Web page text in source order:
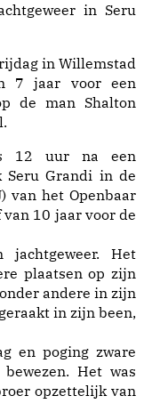
in Seru
in Willemstad
7 jaar voor een
de man Shalton
12 uur na een
Seru Grandi in de
van het Openbaar
10 jaar voor de
Het
plaatsen op zijn
andere in zijn
in zijn been,
en poging zware
Het was
opzettelijk van